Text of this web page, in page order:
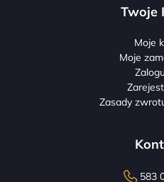
Twoje
Moje
Moje
Zasady
583